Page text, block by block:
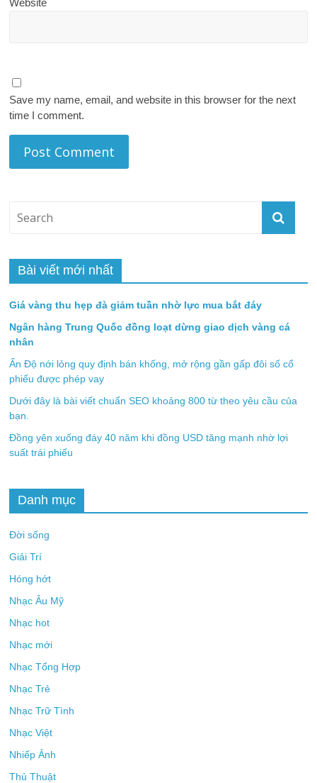
Save my name, email, and website in this browser for the next
time I comment.
Bài viết mới nhất
Giá vàng thu hẹp đà giảm tuần nhờ lực mua bắt đáy
Ngân hàng Trung Quốc đồng loạt dừng giao dịch vàng cá
nhân
Ấn Độ nới lỏng quy định bán khống, mở rộng gần gấp đôi số cổ
phiếu được phép vay
Dưới đây là bài viết chuẩn SEO khoảng 800 từ theo yêu cầu của
bạn.
Đồng yên xuống đáy 40 năm khi đồng USD tăng mạnh nhờ lợi
suất trái phiếu
Danh mục
Đời sống
Giải Trí
Hóng hớt
Nhạc Âu Mỹ
Nhạc hot
Nhạc mới
Nhạc Tổng Hợp
Nhạc Trẻ
Nhạc Trữ Tình
Nhạc Việt
Nhiếp Ảnh
Thủ Thuật